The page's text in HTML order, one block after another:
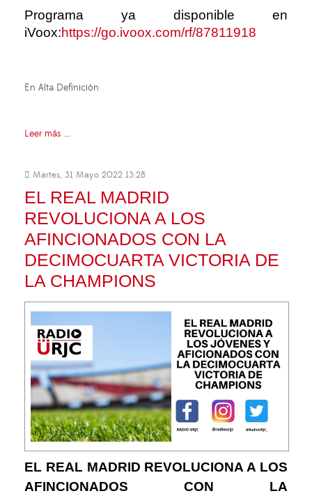
Programa ya disponible en
iVoox:https://go.ivoox.com/rf/87811918
En Alta Definición
Leer más ...
Martes, 31 Mayo 2022 13:28
EL REAL MADRID
REVOLUCIONA A LOS
AFINCIONADOS CON LA
DECIMOCUARTA VICTORIA DE
LA CHAMPIONS
EL REAL MADRID REVOLUCIONA A LOS
AFINCIONADOS CON LA